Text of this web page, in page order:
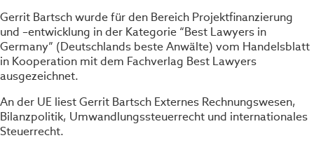
Gerrit Bartsch wurde für den Bereich Projektfinanzierung
und –entwicklung in der Kategorie “Best Lawyers in
Germany” (Deutschlands beste Anwälte) vom Handelsblatt
in Kooperation mit dem Fachverlag Best Lawyers
ausgezeichnet.
An der UE liest Gerrit Bartsch Externes Rechnungswesen,
Bilanzpolitik, Umwandlungssteuerrecht und internationales
Steuerrecht.